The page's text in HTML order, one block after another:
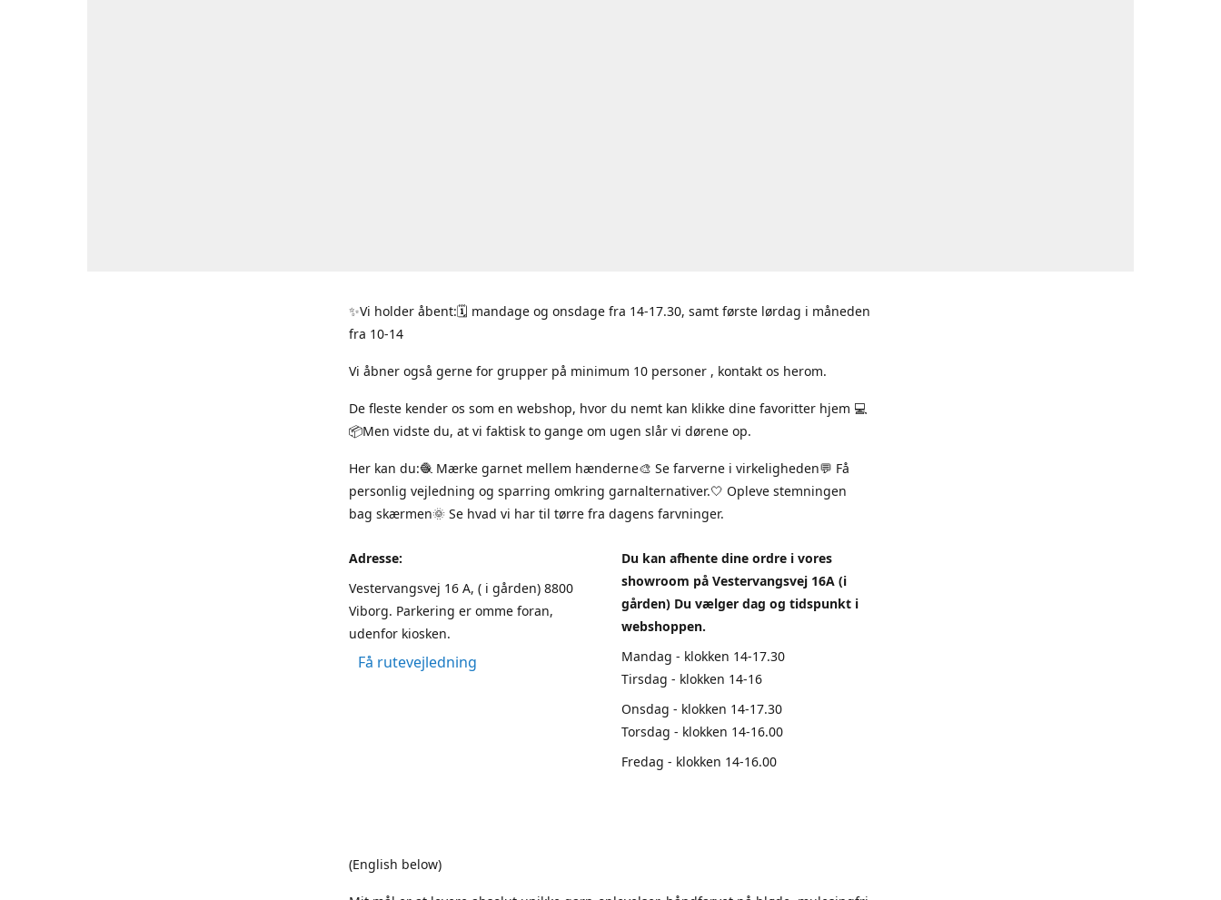
✨Vi holder åbent:🗓 mandage og onsdage fra 14-17.30, samt første lørdag i måneden
fra 10-14
Vi åbner også gerne for grupper på minimum 10 personer , kontakt os herom.
De fleste kender os som en webshop, hvor du nemt kan klikke dine favoritter hjem 💻
📦Men vidste du, at vi faktisk to gange om ugen slår vi dørene op.
Her kan du:🧶 Mærke garnet mellem hænderne🎨 Se farverne i virkeligheden💬 Få
personlig vejledning og sparring omkring garnalternativer.🤍 Opleve stemningen
bag skærmen🌞 Se hvad vi har til tørre fra dagens farvninger.
Adresse:
Vestervangsvej 16 A, ( i gården) 8800
Viborg. Parkering er omme foran,
udenfor kiosken.
Få rutevejledning
Du kan afhente dine ordre i vores
showroom på Vestervangsvej 16A (i
gården) Du vælger dag og tidspunkt i
webshoppen.
Mandag - klokken 14-17.30
Tirsdag - klokken 14-16
Onsdag - klokken 14-17.30
Torsdag - klokken 14-16.00
Fredag - klokken 14-16.00
(English below)